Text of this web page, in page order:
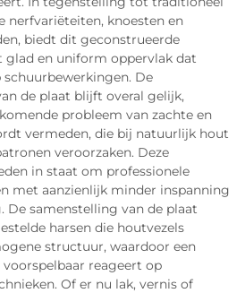
nerfvariëteiten, knoesten en
biedt dit geconstrueerde
glad en uniform oppervlak dat
De
de plaat blijft overal gelijk,
probleem van zachte en
vermeden, die bij natuurlijk hout
veroorzaken. Deze
in staat om professionele
met aanzienlijk minder inspanning
De samenstelling van de plaat
harsen die houtvezels
structuur, waardoor een
reageert op
Of er nu lak, vernis of